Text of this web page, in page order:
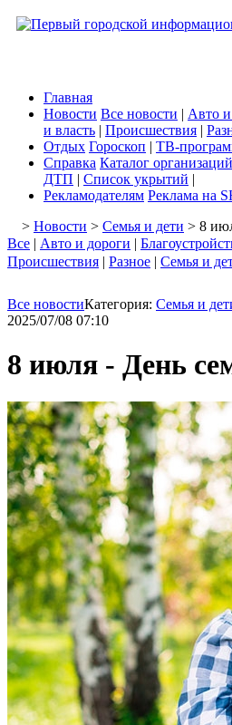
Главная
Новости Все новости | Авто
и власть | Происшествия |
Отдых Гороскоп | ТВ-
Справка Каталог организаций
ДТП | Список укрытий |
Рекламодателям Реклама на
> Новости > Семья и дети > 8
Все | Авто и дороги |
Происшествия | Разное | Семья и
Все новостиКатегория: Семья и
2025/07/08 07:10
8 июля - День